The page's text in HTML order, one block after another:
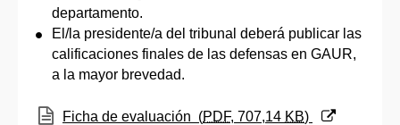
departamento.
El/la presidente/a del tribunal deberá publicar las
calificaciones finales de las defensas en GAUR,
a la mayor brevedad.
(Abre una nueva ventana)
Ficha de evaluación (PDF, 707,14 KB)